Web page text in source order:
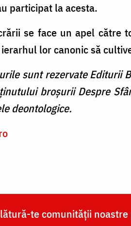
participat la acesta.
se face un apel către
lor canonic să
sunt rezervate Editurii
broşurii Despre
deontologice.
te comunității noastre